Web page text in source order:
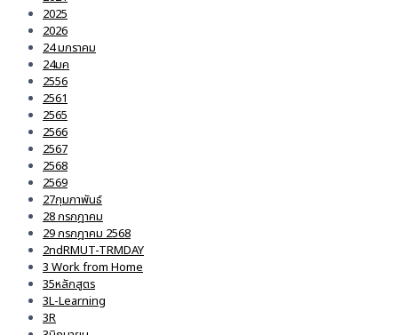
2025
2026
24 มกราคม
24มค
2556
2561
2565
2566
2567
2568
2569
27กุมภาพันธ์
28 กรกฎาคม
29 กรกฎาคม 2568
2ndRMUT-TRMDAY
3 Work from Home
35หลักสูตร
3L-Learning
3R